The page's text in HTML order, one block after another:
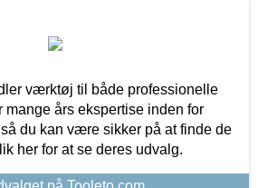
værktøj til både professionelle
mange års ekspertise inden for
du kan være sikker på at finde de
her for at se deres udvalg.